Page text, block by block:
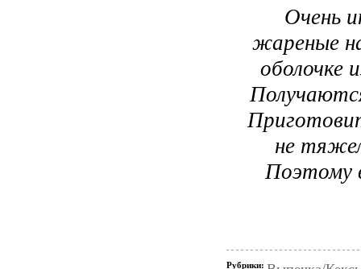
Очень
жареные
оболочке
не
Поэтому
Рубрики: